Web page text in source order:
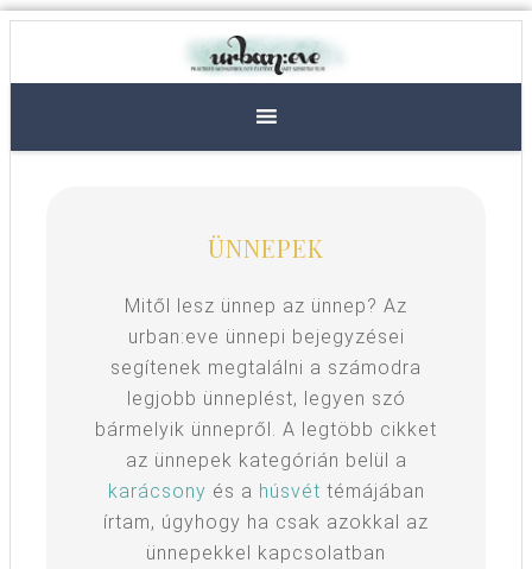
ÜNNEPEK
Mitől lesz ünnep az ünnep? Az
urban:eve ünnepi bejegyzései
segítenek megtalálni a számodra
legjobb ünneplést, legyen szó
bármelyik ünnepről. A legtöbb cikket
az ünnepek kategórián belül a
karácsony és a húsvét témájában
írtam, úgyhogy ha csak azokkal az
ünnepekkel kapcsolatban